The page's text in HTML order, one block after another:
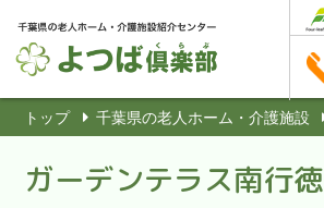
トップ 千葉県の老人ホーム・介護施設
ガーデンテラス南行徳